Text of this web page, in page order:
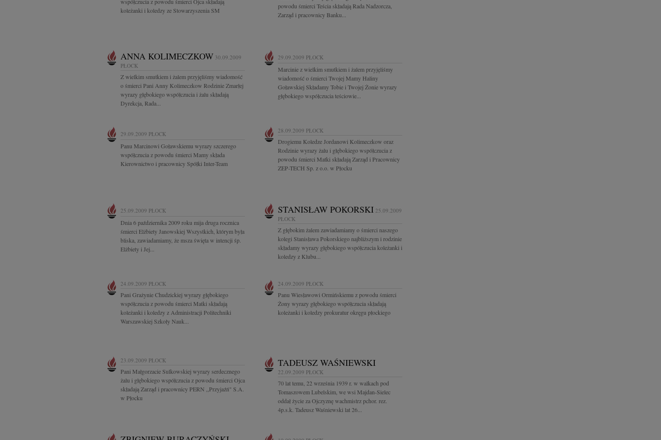
koleżanki i koledzy ze Stowarzyszenia SM
powodu śmierci Teścia składają Rada Nadzorcza,
Zarząd i pracownicy Banku...
ANNA KOLIMECZKOW 30.09.2009
PŁOCK
Z wielkim smutkiem i żalem przyjęliśmy wiadomość
o śmierci Pani Anny Kolimeczkow Rodzinie Zmarłej
wyrazy głębokiego współczucia i żalu składają
Dyrekcja, Rada...
29.09.2009 PŁOCK
Marcinie z wielkim smutkiem i żalem przyjęliśmy
wiadomość o śmierci Twojej Mamy Haliny
Goławskiej Składamy Tobie i Twojej Żonie wyrazy
głębokiego współczucia teściowie...
29.09.2009 PŁOCK
Panu Marcinowi Goławskiemu wyrazy szczerego
współczucia z powodu śmierci Mamy składa
Kierownictwo i pracownicy Spółki Inter-Team
28.09.2009 PŁOCK
Drogiemu Koledze Jordanowi Kolimeczkow oraz
Rodzinie wyrazy żalu i głębokiego współczucia z
powodu śmierci Matki składają Zarząd i Pracownicy
ZEP-TECH Sp. z o.o. w Płocku
25.09.2009 PŁOCK
Dnia 6 października 2009 roku mija druga rocznica
śmierci Elżbiety Janowskiej Wszystkich, którym była
bliska, zawiadamiamy, że msza święta w intencji śp.
Elżbiety i Jej...
STANISŁAW POKORSKI 25.09.2009
PŁOCK
Z głębokim żalem zawiadamiamy o śmierci naszego
kolegi Stanisława Pokorskiego najbliższym i rodzinie
składamy wyrazy głębokiego współczucia koleżanki i
koledzy z Klubu...
24.09.2009 PŁOCK
Pani Grażynie Chudzickiej wyrazy głębokiego
współczucia z powodu śmierci Matki składają
koleżanki i koledzy z Administracji Politechniki
Warszawskiej Szkoły Nauk...
24.09.2009 PŁOCK
Panu Wiesławowi Ormińskiemu z powodu śmierci
Żony wyrazy głębokiego współczucia składają
koleżanki i koledzy prokuratur okręgu płockiego
23.09.2009 PŁOCK
Pani Małgorzacie Sulkowskiej wyrazy serdecznego
żalu i głębokiego współczucia z powodu śmierci Ojca
składają Zarząd i pracownicy PERN ,,Przyjaźń" S.A.
w Płocku
TADEUSZ WAŚNIEWSKI
22.09.2009 PŁOCK
70 lat temu, 22 września 1939 r. w walkach pod
Tomaszowem Lubelskim, we wsi Majdan-Sielec
oddał życie za Ojczyznę wachmistrz pchor. rez.
4p.s.k. Tadeusz Waśniewski lat 26...